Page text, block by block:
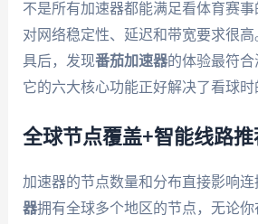
不是所有加速器都能满足看体育赛
对网络稳定性、延迟和带宽要求很
具后，发现番茄加速器的体验最符合
它的六大核心功能正好解决了看球时
全球节点覆盖+智能线路推
加速器的节点数量和分布直接影响连
器拥有全球多个地区的节点，无论